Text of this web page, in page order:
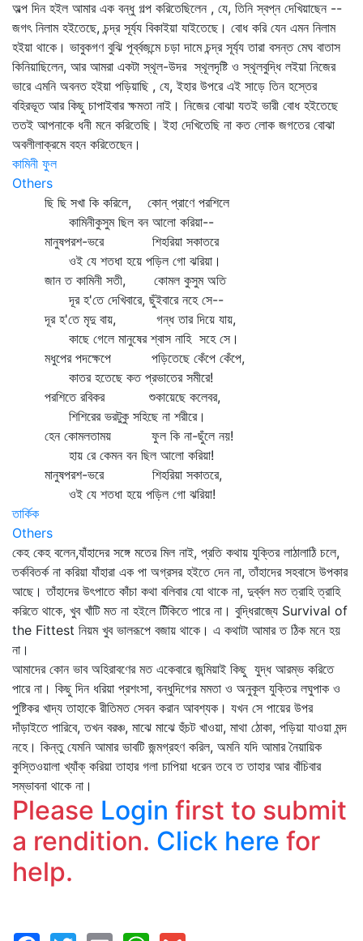
অল্প দিন হইল আমার এক বন্ধু গল্প করিতেছিলেন , যে, তিনি স্বপ্ন দেখিয়াছেন --
জগৎ নিলাম হইতেছে, চন্দ্র সূর্য্য বিকাইয়া যাইতেছে। বোধ করি যেন এমন নিলাম
হইয়া থাকে। ভাবুকগণ বুঝি পূর্ব্বজন্মে চড়া দামে চন্দ্র সূর্য্য তারা বসন্ত মেঘ বাতাস
কিনিয়াছিলেন, আর আমরা একটা স্থূল-উদর স্থূলদৃষ্টি ও স্থূলবুদ্ধি লইয়া নিজের
ভারে এমনি অবনত হইয়া পড়িয়াছি , যে, ইহার উপরে এই সাড়ে তিন হস্তের
বহিরভূত আর কিছু চাপাইবার ক্ষমতা নাই। নিজের বোঝা যতই ভারী বোধ হইতেছে
ততই আপনাকে ধনী মনে করিতেছি। ইহা দেখিতেছি না কত লোক জগতের বোঝা
অবলীলাক্রমে বহন করিতেছেন।
কামিনী ফুল
Others
ছি ছি সখা কি করিলে, কোন্‌ প্রাণে পরশিলে
কামিনীকুসুম ছিল বন আলো করিয়া--
মানুষপরশ-ভরে শিহরিয়া সকাতরে
ওই যে শতধা হয়ে পড়িল গো ঝরিয়া।
জান ত কামিনী সতী, কোমল কুসুম অতি
দূর হ'তে দেখিবারে, ছুঁইবারে নহে সে--
দূর হ'তে মৃদু বায়, গন্ধ তার দিয়ে যায়,
কাছে গেলে মানুষের শ্বাস নাহি সহে সে।
মধুপের পদক্ষেপে পড়িতেছে কেঁপে কেঁপে,
কাতর হতেছে কত প্রভাতের সমীরে!
পরশিতে রবিকর শুকায়েছে কলেবর,
শিশিরের ভরটুকু সহিছে না শরীরে।
হেন কোমলতাময় ফুল কি না-ছুঁলে নয়!
হায় রে কেমন বন ছিল আলো করিয়া!
মানুষপরশ-ভরে শিহরিয়া সকাতরে,
ওই যে শতধা হয়ে পড়িল গো ঝরিয়া!
তার্কিক
Others
কেহ কেহ বলেন,যাঁহাদের সঙ্গে মতের মিল নাই, প্রতি কথায় যুক্তির লাঠালাঠি চলে,
তর্কবিতর্ক না করিয়া যাঁহারা এক পা অগ্রসর হইতে দেন না, তাঁহাদের সহবাসে উপকার
আছে। তাঁহাদের উৎপাতে কাঁচা কথা বলিবার যো থাকে না, দুর্ব্বল মত ত্রাহি ত্রাহি
করিতে থাকে, খুব খাঁটি মত না হইলে টিঁকিতে পারে না। বুদ্ধিরাজ্যে Survival of
the Fittest নিয়ম খুব ভালরূপে বজায় থাকে। এ কথাটা আমার ত ঠিক মনে হয়
না।
আমাদের কোন ভাব অহিরাবণের মত একেবারে জন্মিয়াই কিছু যুদ্ধ আরম্ভ করিতে
পারে না। কিছু দিন ধরিয়া প্রশংসা, বন্ধুদিগের মমতা ও অনুকূল যুক্তির লঘুপাক ও
পুষ্টিকর খাদ্য তাহাকে রীতিমত সেবন করান আবশ্যক। যখন সে পায়ের উপর
দাঁড়াইতে পারিবে, তখন বরঞ্চ, মাঝে মাঝে হুঁচট খাওয়া, মাথা ঠোকা, পড়িয়া যাওয়া মন্দ
নহে। কিন্তু যেমনি আমার ভাবটি জন্মগ্রহণ করিল, অমনি যদি আমার নৈয়ায়িক
কুস্তিওয়ালা খ্যাঁক্‌ করিয়া তাহার গলা চাপিয়া ধরেন তবে ত তাহার আর বাঁচিবার
সম্ভাবনা থাকে না।
Please Login first to submit
a rendition. Click here for
help.